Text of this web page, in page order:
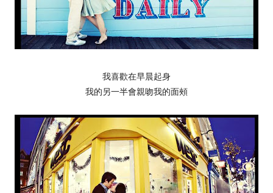
我喜歡在早晨起身
我的另一半會親吻我的面頰